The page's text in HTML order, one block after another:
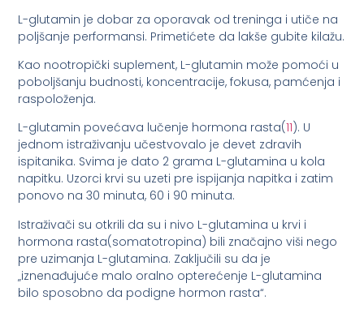
L-glutamin je dobar za oporavak od treninga i utiče na
poljšanje performansi. Primetićete da lakše gubite kilažu.
Kao nootropički suplement, L-glutamin može pomoći u
poboljšanju budnosti, koncentracije, fokusa, pamćenja i
raspoloženja.
L-glutamin povećava lučenje hormona rasta(11). U
jednom istraživanju učestvovalo je devet zdravih
ispitanika. Svima je dato 2 grama L-glutamina u kola
napitku. Uzorci krvi su uzeti pre ispijanja napitka i zatim
ponovo na 30 minuta, 60 i 90 minuta.
Istraživači su otkrili da su i nivo L-glutamina u krvi i
hormona rasta(somatotropina) bili značajno viši nego
pre uzimanja L-glutamina. Zaključili su da je
„iznenađujuće malo oralno opterećenje L-glutamina
bilo sposobno da podigne hormon rasta“.